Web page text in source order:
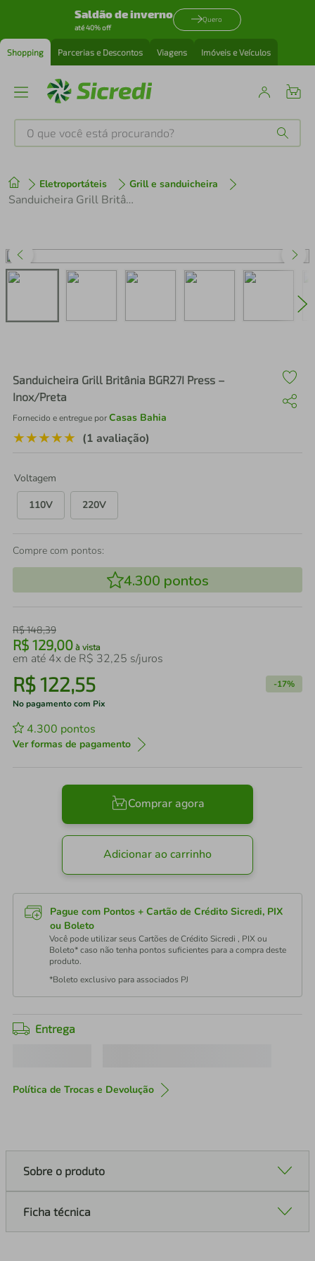
Saldão de inverno
até 40% off
Quero
Shopping Parcerias e Descontos Viagens Imóveis e Veículos
O que você está procurando?
Eletroportáteis Grill e sanduicheira
Sanduicheira Grill Britânia BGR27I Press – Inox/Preta
Sanduicheira Grill Britânia BGR27I Press –
Inox/Preta
Fornecido e entregue porCasas Bahia
★★★★★ (1 avaliação)
Voltagem
110V
220V
Compre com pontos:
4.300 pontos
R$148,39
R$ 129,00 à vista
em até 4x de R$ 32,25 s/juros
R$122,55 -17%
No pagamento com Pix
4.300 pontos
Ver formas de pagamento
Comprar agora
Adicionar ao carrinho
Pague com Pontos + Cartão de Crédito Sicredi, PIX
ou Boleto
Você pode utilizar seus Cartões de Crédito Sicredi , PIX ou
Boleto* caso não tenha pontos suficientes para a compra deste
produto.
*Boleto exclusivo para associados PJ
Entrega
Política de Trocas e Devolução
Sobre o produto
Ficha técnica
1º tenis
perfume